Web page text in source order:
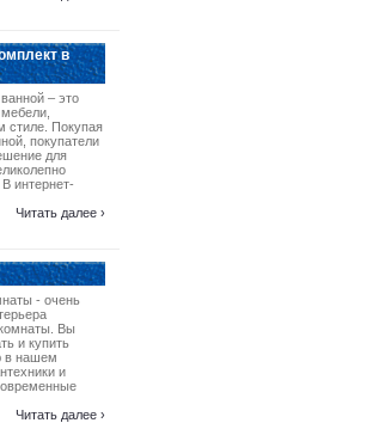
в
– это
стиле. Покупая
покупатели
для
интернет-
Читать далее ›
- очень
Вы
и купить
в нашем
и
Читать далее ›